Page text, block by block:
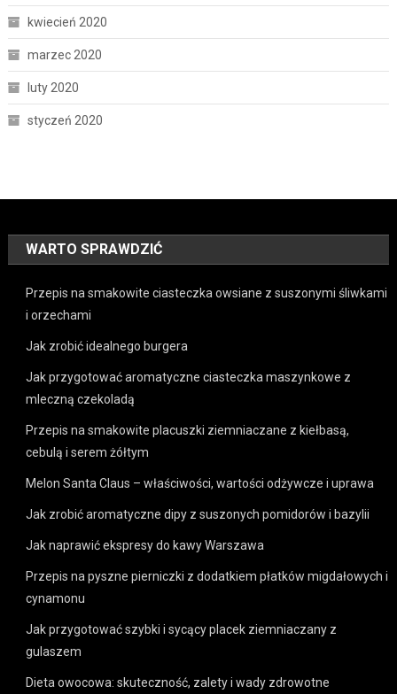
kwiecień 2020
marzec 2020
luty 2020
styczeń 2020
WARTO SPRAWDZIĆ
Przepis na smakowite ciasteczka owsiane z suszonymi śliwkami
i orzechami
Jak zrobić idealnego burgera
Jak przygotować aromatyczne ciasteczka maszynkowe z
mleczną czekoladą
Przepis na smakowite placuszki ziemniaczane z kiełbasą,
cebulą i serem żółtym
Melon Santa Claus – właściwości, wartości odżywcze i uprawa
Jak zrobić aromatyczne dipy z suszonych pomidorów i bazylii
Jak naprawić ekspresy do kawy Warszawa
Przepis na pyszne pierniczki z dodatkiem płatków migdałowych i
cynamonu
Jak przygotować szybki i sycący placek ziemniaczany z
gulaszem
Dieta owocowa: skuteczność, zalety i wady zdrowotne